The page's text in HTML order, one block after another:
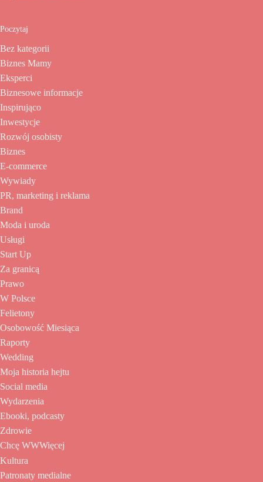
Poczytaj
Bez kategorii
Biznes Mamy
Eksperci
Biznesowe informacje
Inspirująco
Inwestycje
Rozwój osobisty
Biznes
E-commerce
Wywiady
PR, marketing i reklama
Brand
Moda i uroda
Usługi
Start Up
Za granicą
Prawo
W Polsce
Felietony
Osobowość Miesiąca
Raporty
Wedding
Moja historia hejtu
Social media
Wydarzenia
Ebooki, podcasty
Zdrowie
Chcę WWWięcej
Kultura
Patronaty medialne